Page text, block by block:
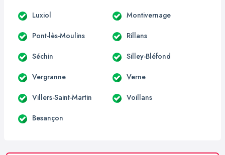
Luxiol Montivernage
Pont-lès-Moulins Rillans
Séchin Silley-Bléfond
Vergranne Verne
Villers-Saint-Martin Voillans
Besançon